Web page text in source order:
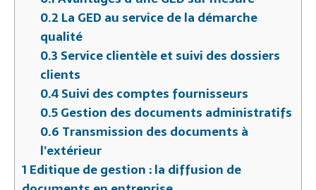
0.2 La GED au service de la démarche
qualité
0.3 Service clientèle et suivi des dossiers
clients
0.4Suivi des comptes fournisseurs
0.5Gestion des documents administratifs
0.6 Transmission des documents à
l’extérieur
1 Editique de gestion : la diffusion de